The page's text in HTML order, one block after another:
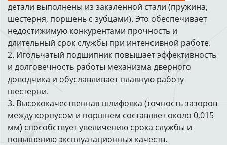
детали выполнены из закаленной стали (пружина,
шестерня, поршень с зубцами). Это обеспечивает
недостижимую конкурентами прочность и
длительный срок службы при интенсивной работе.
2. Игольчатый подшипник повышает эффективность
и долговечность работы механизма дверного
доводчика и обуславливает плавную работу
шестерни.
3. Высококачественная шлифовка (точность зазоров
между корпусом и поршнем составляет около 0,015
мм) способствует увеличению срока службы и
повышению эксплуатационных качеств.